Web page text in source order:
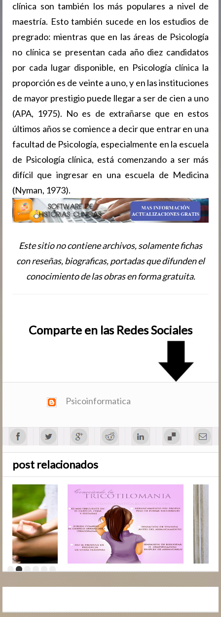
clínica son también los más populares a nivel de
maestría. Esto también sucede en los estudios de
pregrado: mientras que en las áreas de Psicología
no clínica se presentan cada año diez candidatos
por cada lugar disponible, en Psicología clínica la
proporción es de veinte a uno, y en las instituciones
de mayor prestigio puede llegar a ser de cien a uno
(APA, 1975). No es de extrañarse que en estos
últimos años se comience a decir que entrar en una
facultad de Psicología, especialmente en la escuela
de Psicología clínica, está comenzando a ser más
difícil que ingresar en una escuela de Medicina
(Nyman, 1973).
Este sitio no contiene archivos, solamente fichas
con reseñas, biografic­as, portadas que difunden el
conocimiento de las obras en forma gratuita.
Comparte en las Redes Sociales
Psicoinformatica
post relacionados